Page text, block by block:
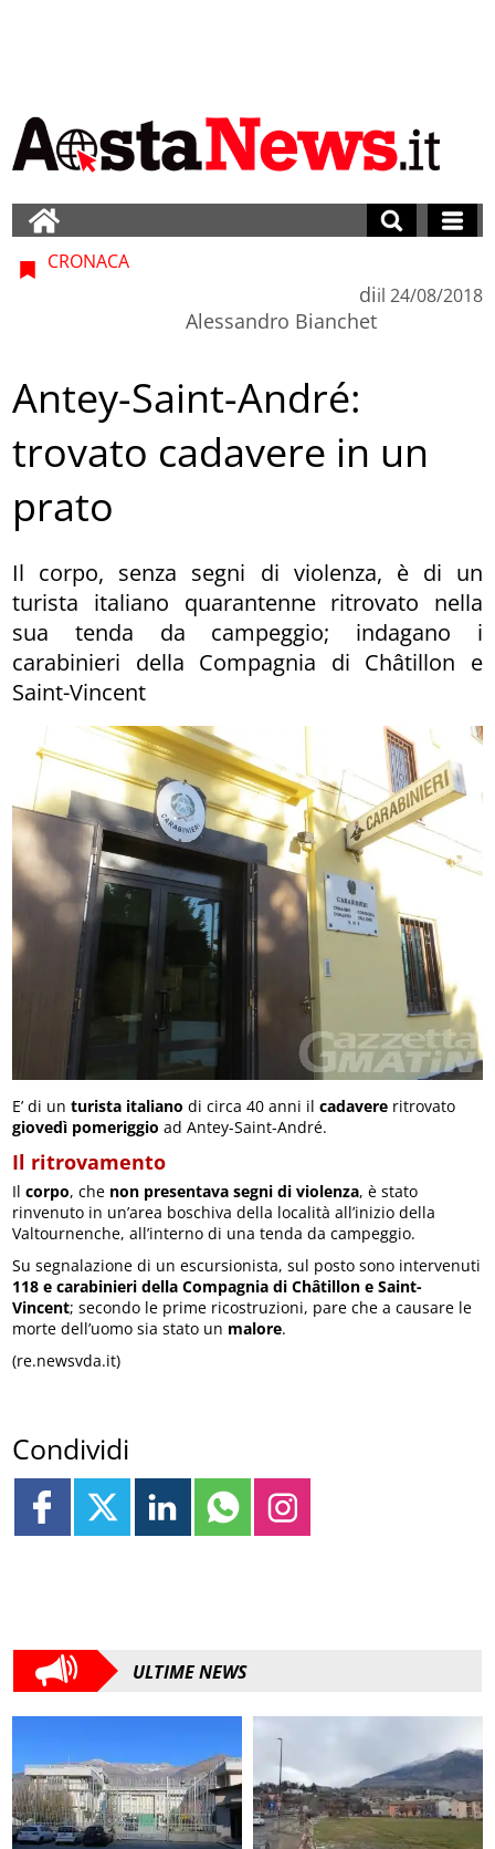
CRONACA
di
Alessandro Bianchet
il 24/08/2018
Antey-Saint-André:
trovato cadavere in un
prato
Il corpo, senza segni di violenza, è di un
turista italiano quarantenne ritrovato nella
sua tenda da campeggio; indagano i
carabinieri della Compagnia di Châtillon e
Saint-Vincent
E’ di unturista italiano di circa 40 anni ilcadavere ritrovato
giovedì pomeriggio ad Antey-Saint-André.
Il ritrovamento
Ilcorpo, che non presentava segni di violenza, è stato
rinvenuto in un’area boschiva della località all’inizio della
Valtournenche, all’interno di una tenda da campeggio.
Su segnalazione di un escursionista, sul posto sono intervenuti
118 e carabinieri della Compagnia di Châtillon e Saint-
Vincent; secondo le prime ricostruzioni, pare che a causare le
morte dell’uomo sia stato un malore.
(re.newsvda.it)
Condividi
ULTIME NEWS